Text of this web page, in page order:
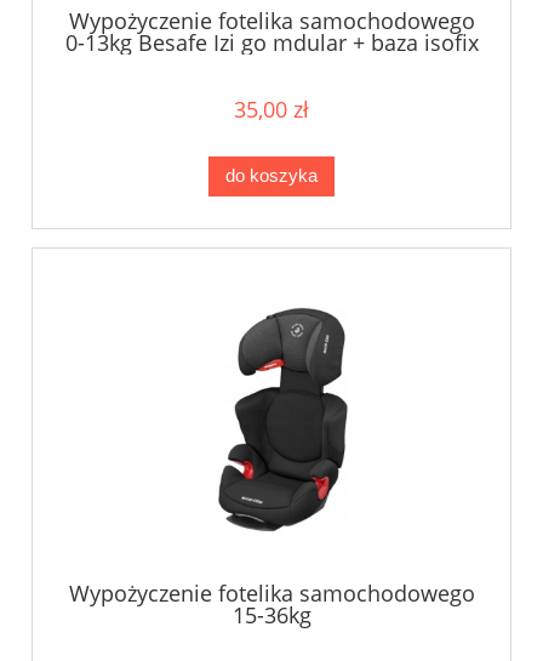
Wypożyczenie fotelika samochodowego
0-13kg Besafe Izi go mdular + baza isofix
35,00 zł
do koszyka
Wypożyczenie fotelika samochodowego
15-36kg